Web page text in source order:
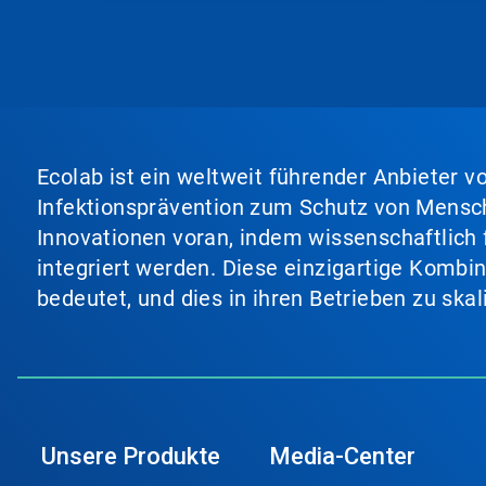
Ecolab ist ein weltweit führender Anbieter
Infektionsprävention zum Schutz von
Innovationen voran, indem
integriert werden. Diese einzigartige
bedeutet, und dies in ihren Betrieben zu
Unsere Produkte Media-Center